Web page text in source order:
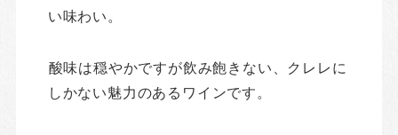
い味わい。
酸味は穏やかですが飲み飽きない、クレレに
しかない魅力のあるワインです。